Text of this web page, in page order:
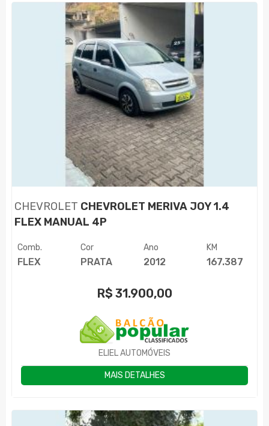
CHEVROLET CHEVROLET MERIVA JOY 1.4
FLEX MANUAL 4P
Comb.
FLEX
Cor
PRATA
Ano
2012
KM
167.387
R$ 31.900,00
ELIEL AUTOMÓVEIS
MAIS DETALHES